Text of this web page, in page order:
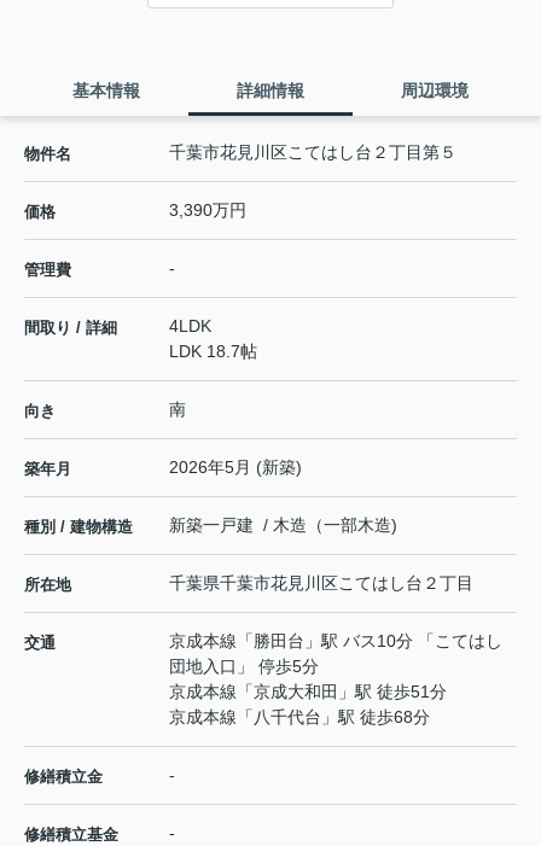
基本情報 詳細情報 周辺環境
物件名 千葉市花見川区こてはし台２丁目第５
価格 3,390万円
管理費 -
間取り / 詳細
4LDK
LDK 18.7帖
向き 南
築年月 2026年5月 (新築)
種別 / 建物構造 新築一戸建 / 木造（一部木造)
所在地 千葉県千葉市花見川区こてはし台 ２丁目
交通 京成本線 「 勝田台 」駅 バス10分 「こてはし
団地入口」 停歩5分
京成本線 「京成大和田 」駅 徒歩51分
京成本線 「 八千代台 」駅 徒歩68分
修繕積立金 -
修繕積立基金 -